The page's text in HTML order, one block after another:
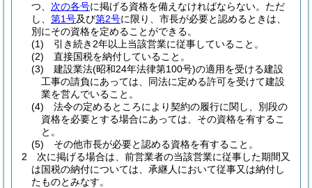
つ、 次の各号に掲げる資格を備えなければならない。 ただ
し、 第1号及び第2号に限り、市長が必要と認めるときは、
別にその資格を定めることができる。
(1)
引き続き2年以上当該営業に従事していること。
(2)
直接国税を納付していること。
(3)
建設業法(昭和24年法律第100号)の適用を受ける建設
工事の請負にあっては、同法に定める許可を受けて建設
業を営んでいること。
(4)
法令の定めるところにより契約の履行に関し、別段の
資格を必要とする場合にあっては、その資格を有するこ
と。
(5)
その他市長が必要と認める資格を有すること。
2
次に掲げる場合は、前営業者の当該営業に従事した期間又
は国税の納付については、承継人において従事又は納付し
たものとみなす。